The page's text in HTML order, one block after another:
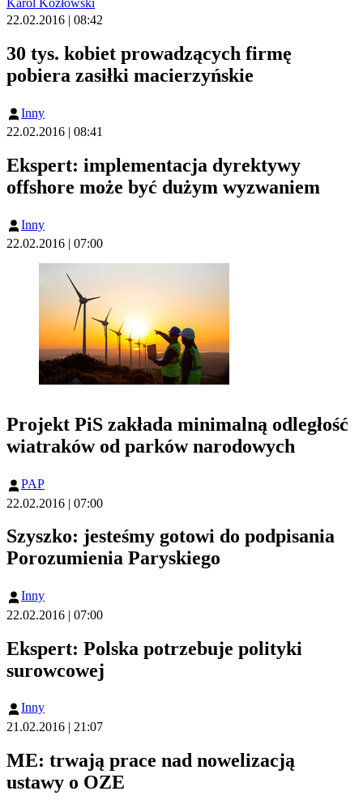
Karol Kozłowski
22.02.2016 | 08:42
30 tys. kobiet prowadzących firmę
pobiera zasiłki macierzyńskie
Inny
22.02.2016 | 08:41
Ekspert: implementacja dyrektywy
offshore może być dużym wyzwaniem
Inny
22.02.2016 | 07:00
Projekt PiS zakłada minimalną odległość
wiatraków od parków narodowych
PAP
22.02.2016 | 07:00
Szyszko: jesteśmy gotowi do podpisania
Porozumienia Paryskiego
Inny
22.02.2016 | 07:00
Ekspert: Polska potrzebuje polityki
surowcowej
Inny
21.02.2016 | 21:07
ME: trwają prace nad nowelizacją
ustawy o OZE